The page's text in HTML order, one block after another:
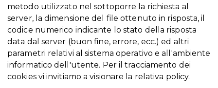
metodo utilizzato nel sottoporre la richiesta al
server, la dimensione del file ottenuto in risposta, il
codice numerico indicante lo stato della risposta
data dal server (buon fine, errore, ecc.) ed altri
parametri relativi al sistema operativo e all'ambiente
informatico dell'utente. Per il tracciamento dei
cookies vi invitiamo a visionare la relativa policy.